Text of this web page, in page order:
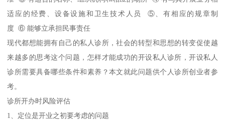
适应的经费、设备设施和卫生技术人员 ⑤、有相应的规章制
度 ⑥ 能够立承担民事责任
现代都想能拥有自己的私人诊所，社会的转型和思想的转变促使越
来越多的思考这个问题，怎样才能成功的开设私人诊所，开设私人
诊所需要具备哪些条件和素养？本文就此问题供个人诊所创业者参
考。
诊所开办时风险评估
1、定位是开业之初要考虑的问题